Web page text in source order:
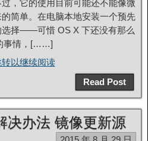
，它的使用目前可能还不能像微
简单。在电脑本地安装一个预先
选择——可惜 OS X 下还没有那么
事情，[……]
转以继续阅读
Read Post
决办法 镜像更新源